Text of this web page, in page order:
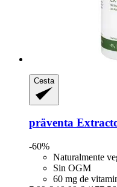
Cesta
präventa
-60%
Naturalmente
Sin OGM
60 mg de